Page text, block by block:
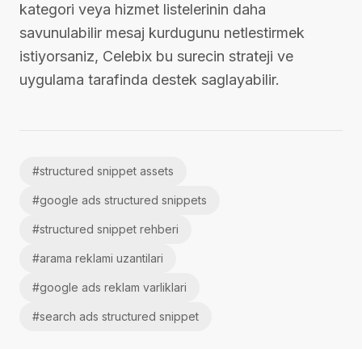
kategori veya hizmet listelerinin daha
savunulabilir mesaj kurdugunu netlestirmek
istiyorsaniz, Celebix bu surecin strateji ve
uygulama tarafinda destek saglayabilir.
#structured snippet assets
#google ads structured snippets
#structured snippet rehberi
#arama reklami uzantilari
#google ads reklam varliklari
#search ads structured snippet